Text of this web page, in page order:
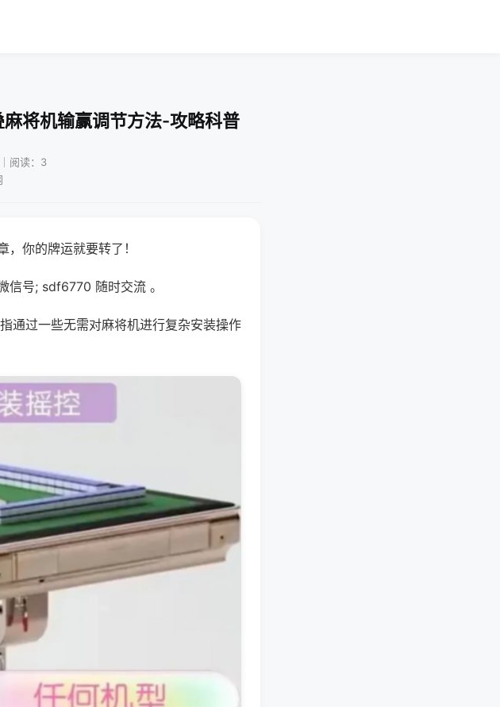
将机输赢调节方法-攻略科普
阅读：3
你的牌运就要转了！
信号; sdf6770 随时交流 。
通过一些无需对麻将机进行复杂安装操作